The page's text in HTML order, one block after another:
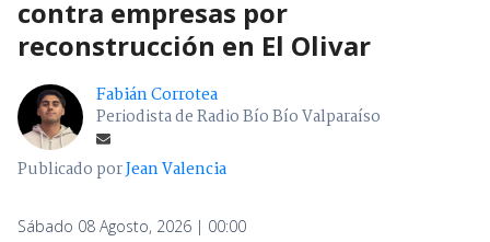
contra empresas por
reconstrucción en El Olivar
Fabián Corrotea
Periodista de Radio Bío Bío Valparaíso
Publicado porJean Valencia
Sábado 08 Agosto, 2026 | 00:00